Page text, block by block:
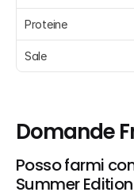
Proteine
Sale
Domande
Posso farmi
Summer